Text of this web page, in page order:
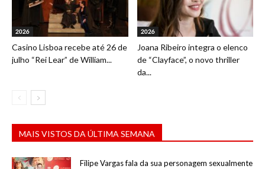
2026
Casino Lisboa recebe até 26 de
julho “Rei Lear” de William...
2026
Joana Ribeiro integra o elenco
de “Clayface”, o novo thriller
da...
MAIS VISTOS DA ÚLTIMA SEMANA
Filipe Vargas fala da sua personagem sexualmente